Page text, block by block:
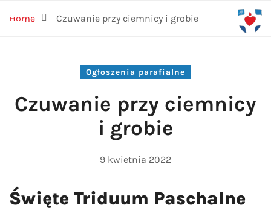
Home Czuwanie przy ciemnicy i grobie
Ogłoszenia parafialne
Czuwanie przy ciemnicy
i grobie
9 kwietnia 2022
Święte Triduum Paschalne